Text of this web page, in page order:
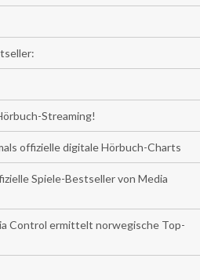
Streaming!
offizielle digitale Hörbuch-Charts
Spiele-Bestseller von Media
Control ermittelt norwegische Top-